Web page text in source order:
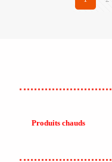
Produits chauds